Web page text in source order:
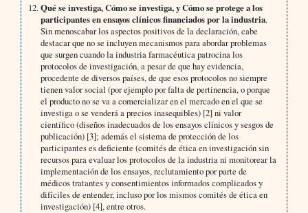
Qué se investiga, Cómo se investiga, y Cómo se protege a los
participantes en ensayos clínicos financiados por la industria.
Sin menoscabar los aspectos positivos de la declaración, cabe
destacar que no se incluyen mecanismos para abordar problemas
que surgen cuando la industria farmacéutica patrocina los
protocolos de investigación, a pesar de que hay evidencia,
procedente de diversos países, de que esos protocolos no siempre
tienen valor social (por ejemplo por falta de pertinencia, o porque
el producto no se va a comercializar en el mercado en el que se
investiga o se venderá a precios inasequibles) [2] ni valor
científico (diseños inadecuados de los ensayos clínicos y sesgos de
publicación) [3]; además el sistema de protección de los
participantes es deficiente (comités de ética en investigación sin
recursos para evaluar los protocolos de la industria ni monitorear la
implementación de los ensayos, reclutamiento por parte de
médicos tratantes y consentimientos informados complicados y
difíciles de entender, incluso por los mismos comités de ética en
investigación) [4], entre otros.